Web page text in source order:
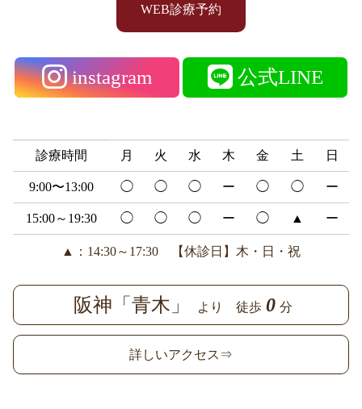
WEB診療予約
instagram 公式LINE
診療時間 月 火 水 木 金 土 日
9:00〜13:00 ◯ ◯ ◯ ー ◯ ◯ ー
15:00～19:30 ◯ ◯ ◯ ー ◯ ▲ ー
▲：14:30～17:30 【休診日】木・日・祝
阪神「青木」 より 徒歩 0 分
詳しいアクセス⇒